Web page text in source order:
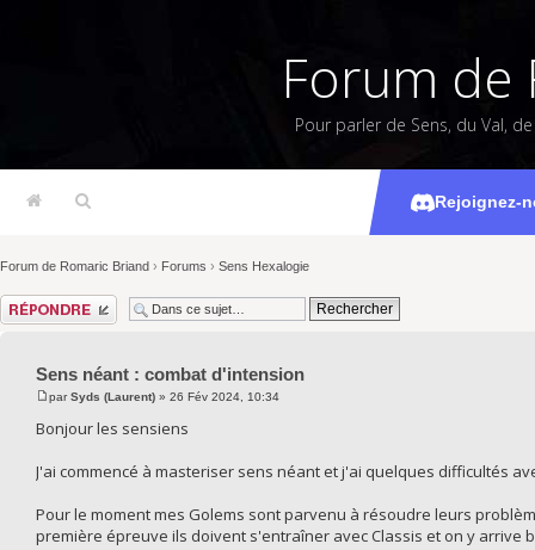
Forum de
Pour parler de Sens, du Val,
Rejoignez-
Sens
Forum de Romaric Briand › Forums › Sens Hexalogie
Répondre
Sens néant : combat d'intension
parSyds (Laurent) » 26 Fév 2024, 10:34
Bonjour les sensiens
J'ai commencé à masteriser sens néant et j'ai quelques difficultés
Pour le moment mes Golems sont parvenu à résoudre leurs
première épreuve ils doivent s'entraîner avec Classis et on y